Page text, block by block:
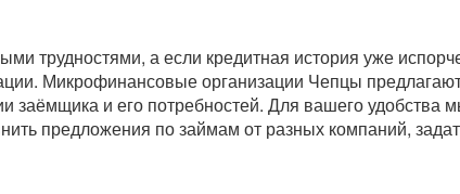
трудностями, а если кредитная история уже
Микрофинансовые организации Чепцы
заёмщика и его потребностей. Для вашего удобства
предложения по займам от разных компаний,